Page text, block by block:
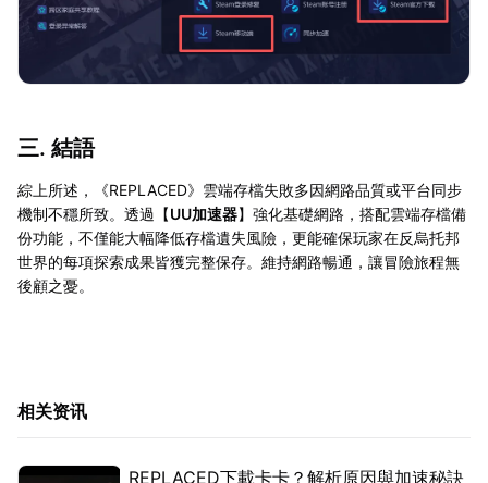
三. 結語
綜上所述，《REPLACED》雲端存檔失敗多因網路品質或平台同步
機制不穩所致。透過【UU加速器】強化基礎網路，搭配雲端存檔備
份功能，不僅能大幅降低存檔遺失風險，更能確保玩家在反烏托邦
世界的每項探索成果皆獲完整保存。維持網路暢通，讓冒險旅程無
後顧之憂。
相关资讯
REPLACED下載卡卡？解析原因與加速秘訣